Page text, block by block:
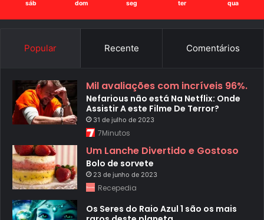
sáb dom seg ter qua
Popular Recente Comentários
Mil avaliações com incríveis 96%.
Nefarious não está Na Netflix: Onde
Assistir A este Filme De Terror?
31 de julho de 2023
7Minutos
Um Lanche Divertido e Gostoso
Bolo de sorvete
23 de junho de 2023
Recepedia
Os Seres do Raio Azul 1 são os mais